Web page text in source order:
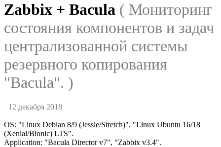
Zabbix + Bacula ( Мониторинг
состояния компонентов и задач
централизованной системы
резервного копирования
"Bacula". )
12 декабря 2018
OS: "Linux Debian 8/9 (Jessie/Stretch)", "Linux Ubuntu 16/18
(Xenial/Bionic) LTS".
Application: "Bacula Director v7", "Zabbix v3.4".